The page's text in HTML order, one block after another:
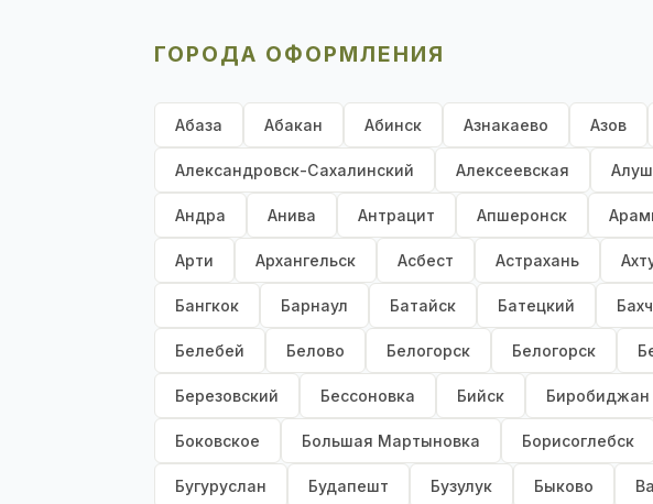
ГОРОДА ОФОРМЛЕНИЯ
Абаза Абакан Абинск Азнакаево Азов
Александровск-Сахалинский Алексеевская
Андра Анива Антрацит Апшеронск
Арти Архангельск Асбест Астрахань
Бангкок Барнаул Батайск Батецкий
Белебей Белово Белогорск Белогорск
Березовский Бессоновка Бийск Биробиджан
Боковское Большая Мартыновка Борисоглебск
Бугуруслан Будапешт Бузулук Быково